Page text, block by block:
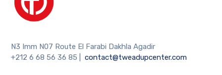
N3 Imm N07 Route El Farabi Dakhla Agadir
+212 6 68 56 36 85
|contact@tweadupcenter.com